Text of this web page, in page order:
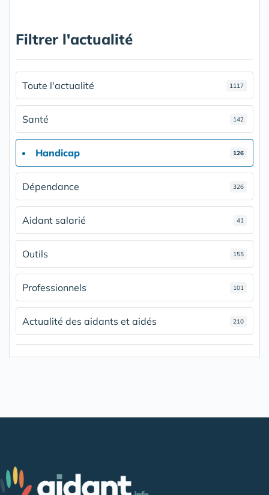
Filtrer l'actualité
Toute l'actualité 1117
Santé 142
Handicap 126
Dépendance 326
Aidant salarié 41
Outils 155
Professionnels 101
Actualité des aidants et aidés 210